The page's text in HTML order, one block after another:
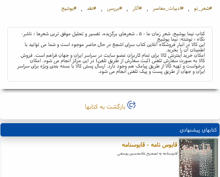
#شعر_نو ، #ادبیات_معاصر ، #آثار ، #بررسی ، #نقد ، #یوشیج
کتاب نیما یوشیج، شعر زمان ما - ۵ ، شعرهای برگزیده، تفسیر و تحلیل موفق ترین شعرها ؛ ناشر:
نگاه ؛ نوشته: نیما یوشیج
این کالا در انبار فروشگاه آنلاین کتاب سرای اشجع در حال حاضر موجود است و شما می توانید با
اطمینان آن را بخرید.
امکان خرید اینترنتی کالا برای تمام کاربران عضو سایت در سراسر ایران و جهان فراهم است. فروش
کالا به صورت سفارش تلفنی (ثبت سفارش از طریق تلفن) در این مرکز انجام می شود. امکان
درخواست و تهیه کالا از طریق پیامک هم وجود دارد. ارسال پستی کالا با بسته بندی ویژه برای سراسر
ایران و جهان از طریق پست و پیک تلفنی انجام می شود.
بازگشت به کتابها
کتابهای پیشنهادی
قابوس نامه - قابوسنامه
قابوسنامه به تصحیح غلامحسین یوسفی